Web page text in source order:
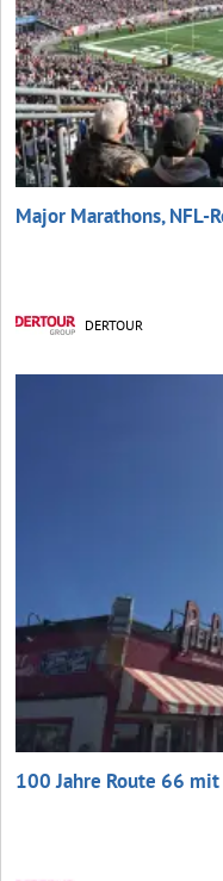
Major Marathons, NFL-
DERTOUR
100 Jahre Route 66